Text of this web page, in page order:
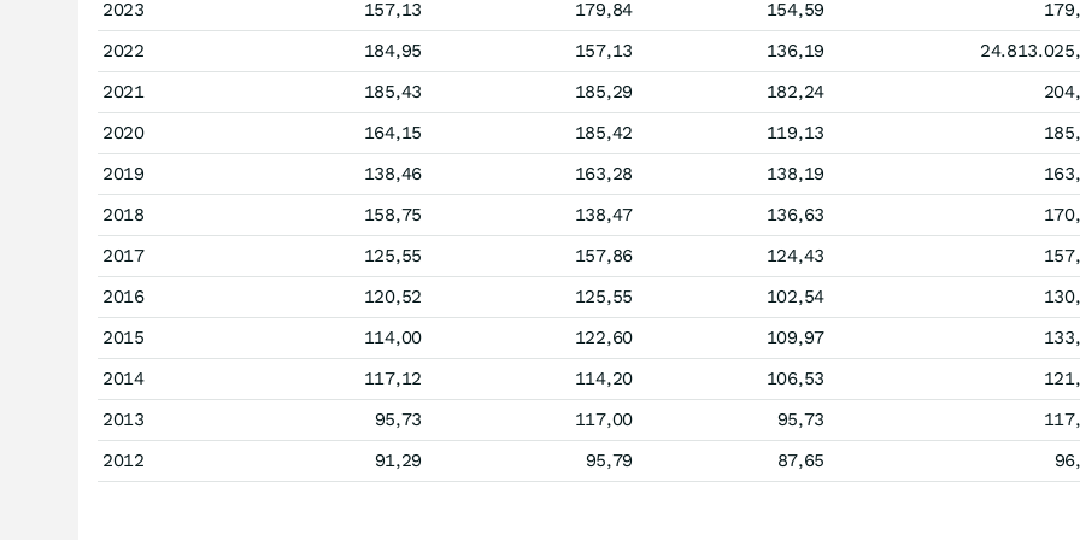
2023 157,13 179,84 154,59
2022
184,95 157,13 136,19
2021
185,43 185,29 182,24
2020
164,15 185,42 119,13
2019
138,46 163,28 138,19
2018
158,75 138,47 136,63
2017
125,55 157,86 124,43
2016
120,52 125,55 102,54
2015
114,00 122,60 109,97
2014
117,12 114,20 106,53
2013
95,73 117,00 95,73
2012
91,29 95,79 87,65